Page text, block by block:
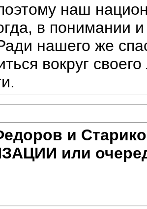
наш
в понимании
нашего же
вокруг
и
или